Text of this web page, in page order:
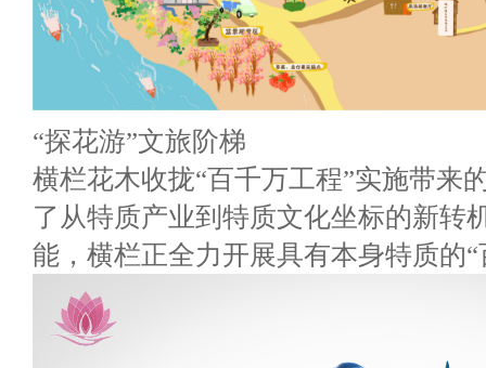
“探花游”文旅阶梯
横栏花木收拢“百千万工程”实施带来
了从特质产业到特质文化坐标的新转
能，横栏正全力开展具有本身特质的